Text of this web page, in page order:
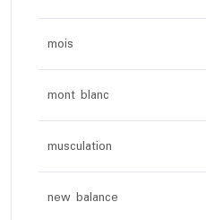
mois
mont blanc
musculation
new balance